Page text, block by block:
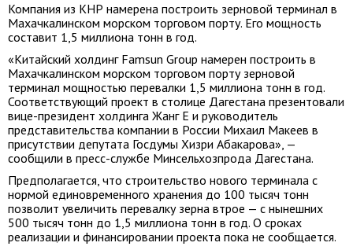
Компания из КНР намерена построить зерновой терминал в
Махачкалинском морском торговом порту. Его мощность
составит 1,5 миллиона тонн в год.
«Китайский холдинг Famsun Group намерен построить в
Махачкалинском морском торговом порту зерновой
терминал мощностью перевалки 1,5 миллиона тонн в год.
Соответствующий проект в столице Дагестана презентовали
вице-президент холдинга Жанг Е и руководитель
представительства компании в России Михаил Макеев в
присутствии депутата Госдумы Хизри Абакарова», —
сообщили в пресс-службе Минсельхозпрода Дагестана.
Предполагается, что строительство нового терминала с
нормой единовременного хранения до 100 тысяч тонн
позволит увеличить перевалку зерна втрое — с нынешних
500 тысяч тонн до 1,5 миллиона тонн в год. О сроках
реализации и финансировании проекта пока не сообщается.